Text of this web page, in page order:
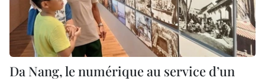
Da Nang, le numérique au service d’un